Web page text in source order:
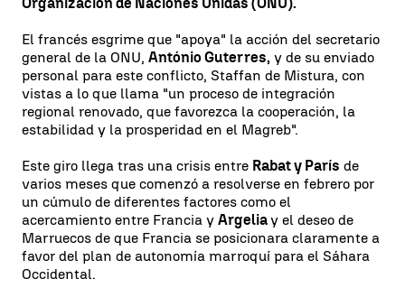
El francés esgrime que "apoya" la acción del secretario
general de la ONU, António Guterres, y de su enviado
personal para este conflicto, Staffan de Mistura, con
vistas a lo que llama "un proceso de integración
regional renovado, que favorezca la cooperación, la
estabilidad y la prosperidad en el Magreb".
Este giro llega tras una crisis entre Rabat y París de
varios meses que comenzó a resolverse en febrero por
un cúmulo de diferentes factores como el
acercamiento entre Francia y Argeliay el deseo de
Marruecos de que Francia se posicionara claramente a
favor del plan de autonomía marroquí para el Sáhara
Occidental.